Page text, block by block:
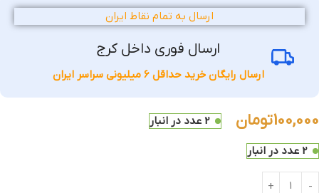
ارسال به تمام نقاط ایران
ارسال فوری داخل کرج
ارسال رایگان خرید حداقل 6 میلیونی سراسر ایران
100,000تومان 2 عدد در انبار
2 عدد در انبار